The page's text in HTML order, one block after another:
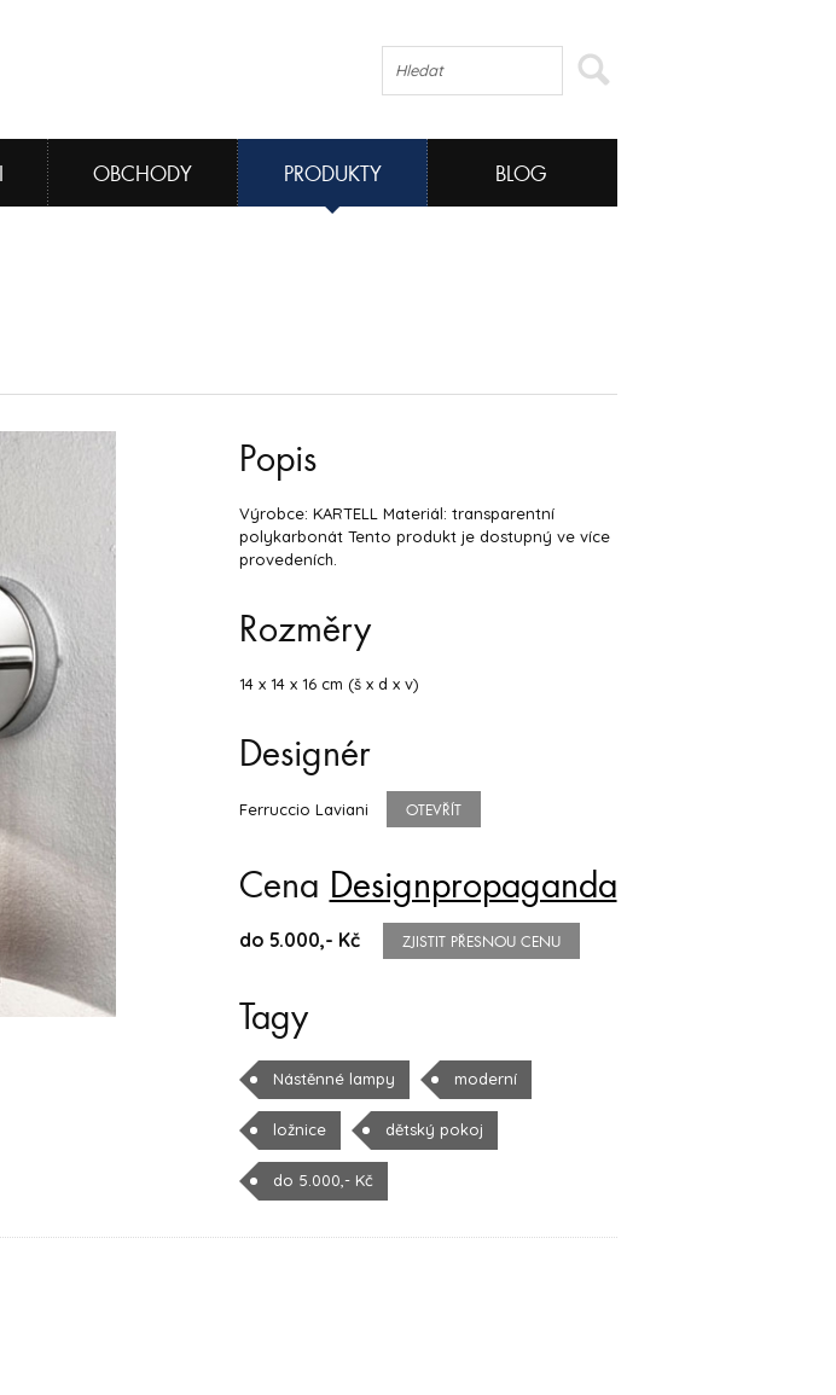
OBCHODY PRODUKTY BLOG
Popis
Výrobce: KARTELL Materiál: transparentní
polykarbonát Tento produkt je dostupný ve více
provedeních.
Rozměry
14 x 14 x 16 cm (š x d x v)
Designér
Ferruccio Laviani OTEVŘÍT
Cena Designpropaganda
do 5.000,- Kč ZJISTIT PŘESNOU CENU
Tagy
Nástěnné lampy moderní
ložnice dětský pokoj
do 5.000,- Kč